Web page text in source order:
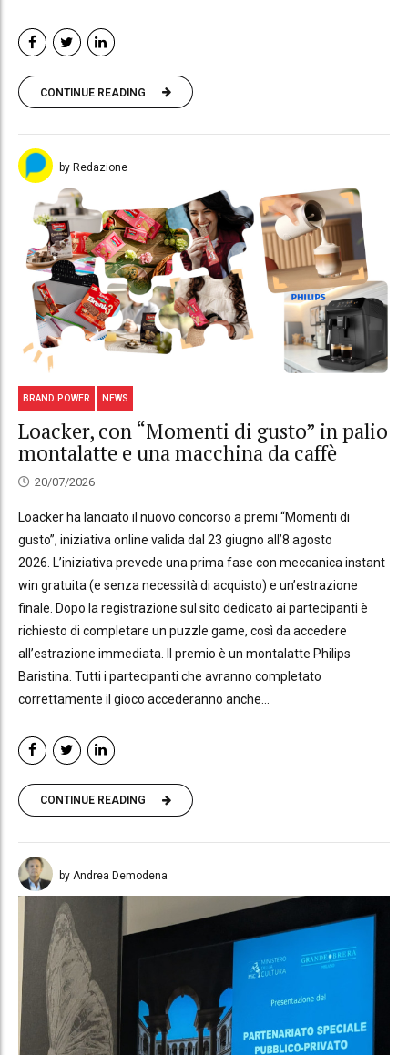
CONTINUE READING
by Redazione
BRAND POWER NEWS
Loacker, con “Momenti di gusto” in palio
montalatte e una macchina da caffè
20/07/2026
Loacker ha lanciato il nuovo concorso a premi “Momenti di
gusto”, iniziativa online valida dal 23 giugno all’8 agosto
2026. L’iniziativa prevede una prima fase con meccanica instant
win gratuita (e senza necessità di acquisto) e un’estrazione
finale. Dopo la registrazione sul sito dedicato ai partecipanti è
richiesto di completare un puzzle game, così da accedere
all’estrazione immediata. Il premio è un montalatte Philips
Baristina. Tutti i partecipanti che avranno completato
correttamente il gioco accederanno anche...
CONTINUE READING
by Andrea Demodena